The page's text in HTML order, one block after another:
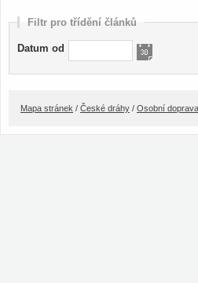
Filtr pro třídění článků
Datum od
Mapa stránek / České dráhy / Osobní doprava